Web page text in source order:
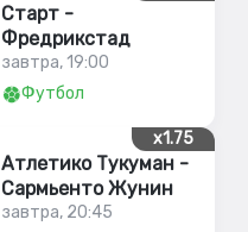
Старт -
Фредрикстад
завтра, 19:00
Футбол
x1.75
Атлетико Тукуман -
Сармьенто Жунин
завтра, 20:45